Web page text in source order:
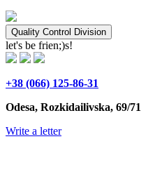
Quality Control Division
let's be frien;)s!
+38 (066) 125-86-31
Odesa, Rozkidailivska, 69/71
Write a letter